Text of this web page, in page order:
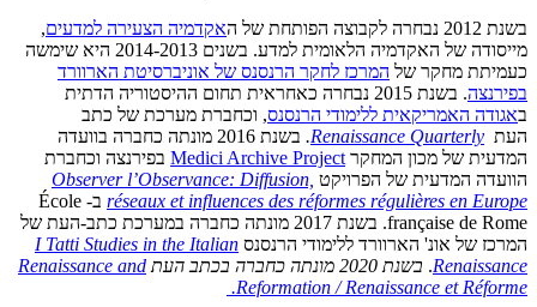
בשנת 2012 נבחרה לקבוצה הפותחת של ה
אקדמיה הצעירה למדעים,
מייסודה של האקדמיה הלאומית למדע. בשנים 2014-2013 היא שימשה
כעמיתת מחקר של המרכז לחקר הרנסנס של אוניברסיטת הארוורד
בפירנצה
. בשנת 2015 נבחרה כאחראית תחום ההיסטוריה הדתית
באגודה האמריקאית ללימודי הרנסנס, וכחברת מערכת של כתב
העת Renaissance Quarterly
.
בשנת 2016 מונתה כחברה בוועדה
המדעית של מכון המחקר Medici Archive Project בפירנצה וכחברת
הוועדה המדעית של הפרויקט Observer l’Observance: Diffusion,
réseaux et influences des réformes régulières en Europe
ב- École
française de Rome. בשנת 2017 מונתה כחברה במערכת כתב-העת של
המרכז של אונ' הארוורד ללימודי הרנסנס I Tatti Studies in the Italian
Renaissance
. בשנת 2020 מונתה כחברה בכתב העת
Renaissance and
Reformation /Renaissance et Réforme.